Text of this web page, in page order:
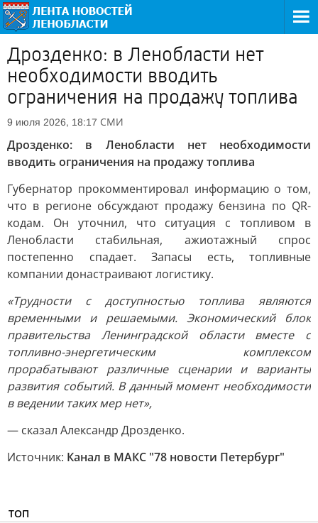
Дрозденко: в Ленобласти нет
необходимости вводить
ограничения на продажу топлива
9 июля 2026, 18:17 СМИ
Дрозденко: в Ленобласти нет необходимости
вводить ограничения на продажу топлива
Губернатор прокомментировал информацию о том,
что в регионе обсуждают продажу бензина по QR-
кодам. Он уточнил, что ситуация с топливом в
Ленобласти стабильная, ажиотажный спрос
постепенно спадает. Запасы есть, топливные
компании донастраивают логистику.
«Трудности с доступностью топлива являются
временными и решаемыми. Экономический блок
правительства Ленинградской области вместе с
топливно-энергетическим комплексом
прорабатывают различные сценарии и варианты
развития событий. В данный момент необходимости
в ведении таких мер нет»,
— сказал Александр Дрозденко.
Источник: Канал в МАКС "78 новости Петербург"
ТОП